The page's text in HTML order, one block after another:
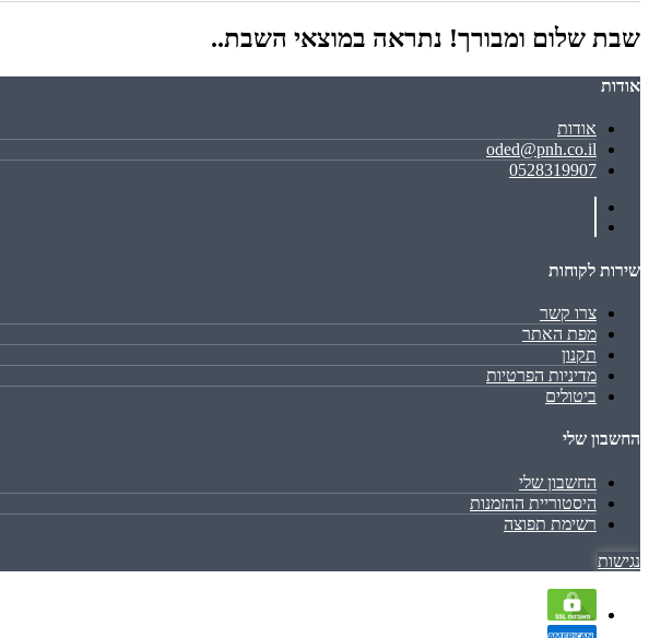
שבת שלום ומבורך! נתראה במוצאי השבת..
אודות
אודות
oded@pnh.co.il
0528319907
שירות לקוחות
צרו קשר
מפת האתר
תקנון
מדיניות הפרטיות
ביטולים
החשבון שלי
החשבון שלי
היסטוריית ההזמנות
רשימת תפוצה
נגישות